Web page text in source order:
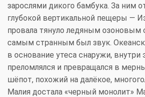
зарослями дикого бамбука. За ним
глубокой вертикальной пещеры —
провала тянуло ледяным озоновым
самым странным был звук.
в основание утеса снаружи, внутри
преломлялся и превращался в
шёпот, похожий на далёкое,
Малия достала «черный монолит»